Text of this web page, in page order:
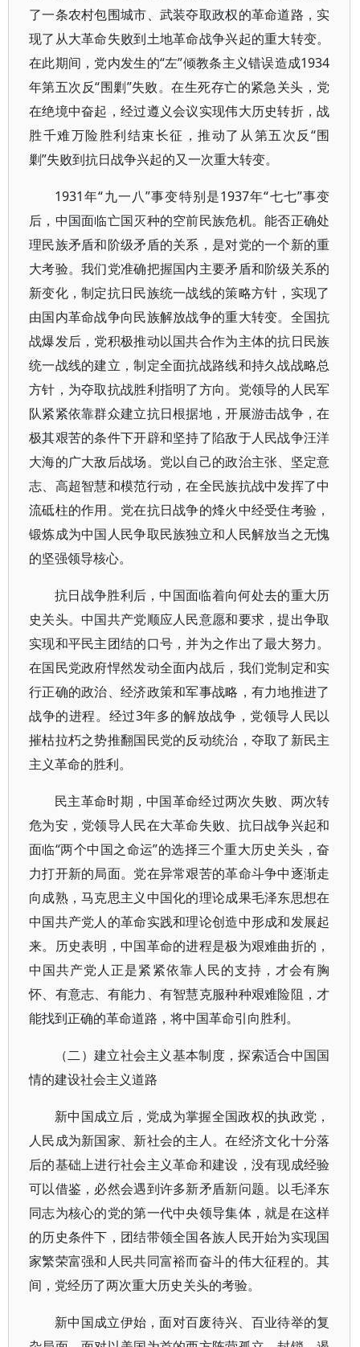
了一条农村包围城市、武装夺取政权的革命道路，实
现了从大革命失败到土地革命战争兴起的重大转变。
在此期间，党内发生的“左”倾教条主义错误造成1934
年第五次反“围剿”失败。在生死存亡的紧急关头，党
在绝境中奋起，经过遵义会议实现伟大历史转折，战
胜千难万险胜利结束长征，推动了从第五次反“围
剿”失败到抗日战争兴起的又一次重大转变。
1931年“九一八”事变特别是1937年“七七”事变
后，中国面临亡国灭种的空前民族危机。能否正确处
理民族矛盾和阶级矛盾的关系，是对党的一个新的重
大考验。我们党准确把握国内主要矛盾和阶级关系的
新变化，制定抗日民族统一战线的策略方针，实现了
由国内革命战争向民族解放战争的重大转变。全国抗
战爆发后，党积极推动以国共合作为主体的抗日民族
统一战线的建立，制定全面抗战路线和持久战战略总
方针，为夺取抗战胜利指明了方向。党领导的人民军
队紧紧依靠群众建立抗日根据地，开展游击战争，在
极其艰苦的条件下开辟和坚持了陷敌于人民战争汪洋
大海的广大敌后战场。党以自己的政治主张、坚定意
志、高超智慧和模范行动，在全民族抗战中发挥了中
流砥柱的作用。党在抗日战争的烽火中经受住考验，
锻炼成为中国人民争取民族独立和人民解放当之无愧
的坚强领导核心。
抗日战争胜利后，中国面临着向何处去的重大历
史关头。中国共产党顺应人民意愿和要求，提出争取
实现和平民主团结的口号，并为之作出了最大努力。
在国民党政府悍然发动全面内战后，我们党制定和实
行正确的政治、经济政策和军事战略，有力地推进了
战争的进程。经过3年多的解放战争，党领导人民以
摧枯拉朽之势推翻国民党的反动统治，夺取了新民主
主义革命的胜利。
民主革命时期，中国革命经过两次失败、两次转
危为安，党领导人民在大革命失败、抗日战争兴起和
面临“两个中国之命运”的选择三个重大历史关头，奋
力打开新的局面。党在异常艰苦的革命斗争中逐渐走
向成熟，马克思主义中国化的理论成果毛泽东思想在
中国共产党人的革命实践和理论创造中形成和发展起
来。历史表明，中国革命的进程是极为艰难曲折的，
中国共产党人正是紧紧依靠人民的支持，才会有胸
怀、有意志、有能力、有智慧克服种种艰难险阻，才
能找到正确的革命道路，将中国革命引向胜利。
（二）建立社会主义基本制度，探索适合中国国
情的建设社会主义道路
新中国成立后，党成为掌握全国政权的执政党，
人民成为新国家、新社会的主人。在经济文化十分落
后的基础上进行社会主义革命和建设，没有现成经验
可以借鉴，必然会遇到许多新矛盾新问题。以毛泽东
同志为核心的党的第一代中央领导集体，就是在这样
的历史条件下，团结带领全国各族人民开始为实现国
家繁荣富强和人民共同富裕而奋斗的伟大征程的。其
间，党经历了两次重大历史关头的考验。
新中国成立伊始，面对百废待兴、百业待举的复